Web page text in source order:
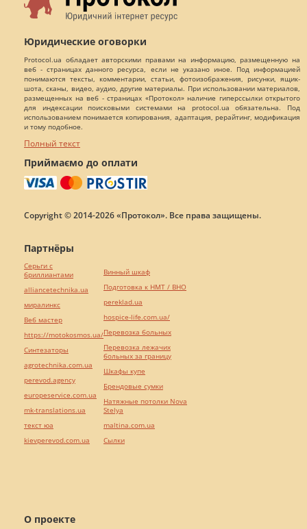
Юридические оговорки
Protocol.ua обладает авторскими правами на информацию, размещенную на
веб - страницах данного ресурса, если не указано иное. Под информацией
понимаются тексты, комментарии, статьи, фотоизображения, рисунки, ящик-
шота, сканы, видео, аудио, другие материалы. При использовании материалов,
размещенных на веб - страницах «Протокол» наличие гиперссылки открытого
для индексации поисковыми системами на protocol.ua обязательна. Под
использованием понимается копирования, адаптация, рерайтинг, модификация
и тому подобное.
Полный текст
Приймаємо до оплати
Copyright © 2014-2026 «Протокол». Все права защищены.
О проекте
Партнёры
Серьги с
бриллиантами
alliancetechnika.ua
миралинкс
Веб мастер
https://motokosmos.ua/
Синтезаторы
agrotechnika.com.ua
perevod.agency
europeservice.com.ua
mk-translations.ua
текст юа
kievperevod.com.ua
Винный шкаф
Подготовка к НМТ / ВНО
pereklad.ua
hospice-life.com.ua/
Перевозка больных
Перевозка лежачих
больных за границу
Шкафы купе
Брендовые сумки
Натяжные потолки Nova
Stelya
maltina.com.ua
Cылки